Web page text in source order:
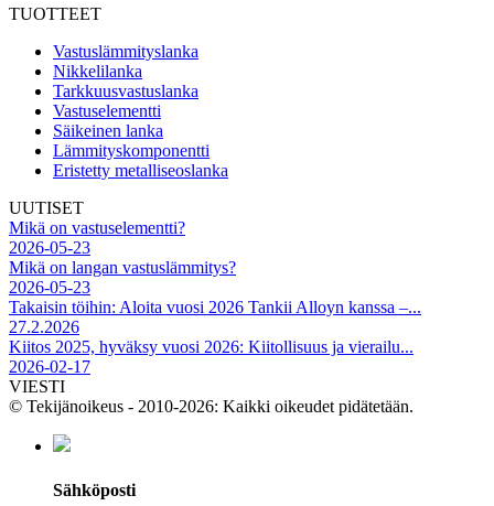
TUOTTEET
Vastuslämmityslanka
Nikkelilanka
Tarkkuusvastuslanka
Vastuselementti
Säikeinen lanka
Lämmityskomponentti
Eristetty metalliseoslanka
UUTISET
Mikä on vastuselementti?
2026-05-23
Mikä on langan vastuslämmitys?
2026-05-23
Takaisin töihin: Aloita vuosi 2026 Tankii Alloyn kanssa –...
27.2.2026
Kiitos 2025, hyväksy vuosi 2026: Kiitollisuus ja vierailu...
2026-02-17
VIESTI
© Tekijänoikeus - 2010-2026: Kaikki oikeudet pidätetään.
Sähköposti